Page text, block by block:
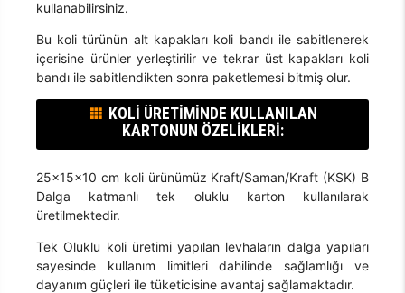
kullanabilirsiniz.
Bu koli türünün alt kapakları koli bandı ile sabitlenerek
içerisine ürünler yerleştirilir ve tekrar üst kapakları koli
bandı ile sabitlendikten sonra paketlemesi bitmiş olur.
KOLI ÜRETIMINDE KULLANILAN
KARTONUN ÖZELIKLERI:
25x15x10 cm koli ürünümüz Kraft/Saman/Kraft (KSK) B
Dalga katmanlı tek oluklu karton kullanılarak
üretilmektedir.
Tek Oluklu koli üretimi yapılan levhaların dalga yapıları
sayesinde kullanım limitleri dahilinde sağlamlığı ve
dayanım güçleri ile tüketicisine avantaj sağlamaktadır.